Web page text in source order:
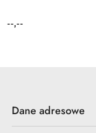
Cena:
--,--
Dane adresowe